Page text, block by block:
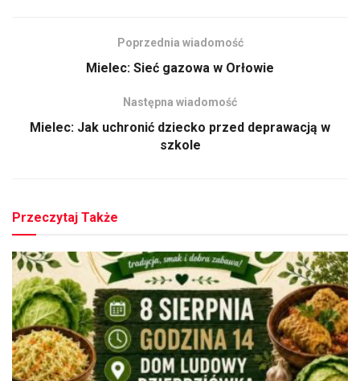
Poprzednia wiadomość
Mielec: Sieć gazowa w Orłowie
Następna wiadomość
Mielec: Jak uchronić dziecko przed deprawacją w
szkole
Przeczytaj Także